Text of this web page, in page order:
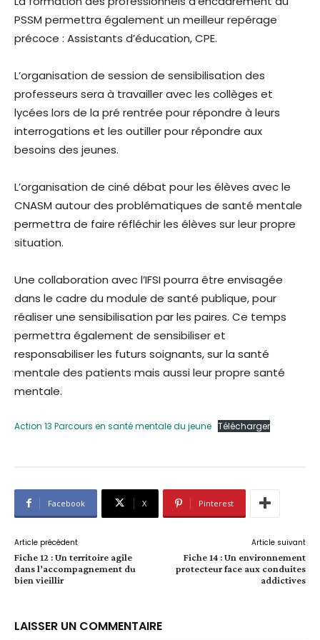
PSSM permettra également un meilleur repérage
précoce : Assistants d’éducation, CPE.
L’organisation de session de sensibilisation des
professeurs sera à travailler avec les collèges et
lycées lors de la pré rentrée pour répondre à leurs
interrogations et les outiller pour répondre aux
besoins des jeunes.
L’organisation de ciné débat pour les élèves avec le
CNASM autour des problématiques de santé mentale
permettra de faire réfléchir les élèves sur leur propre
situation.
Une collaboration avec l’IFSI pourra être envisagée
dans le cadre du module de santé publique, pour
réaliser une sensibilisation par les paires. Ce temps
permettra également de sensibiliser et
responsabiliser les futurs soignants, sur la santé
mentale des patients mais aussi leur propre santé
mentale.
Action 13 Parcours en santé mentale du jeune Télécharger
Facebook X Pinterest
Article précédent
Fiche 12 : Un territoire agile
dans l’accompagnement du
bien vieillir
Article suivant
Fiche 14 : Un environnement
protecteur face aux conduites
addictives
LAISSER UN COMMENTAIRE